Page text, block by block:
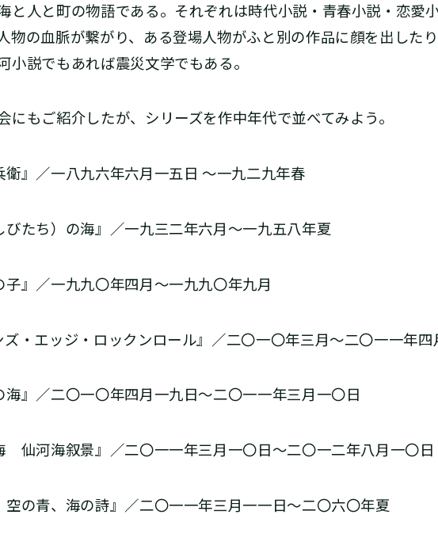
と人と町の物語である。それぞれは時代小説・青春小説・恋愛
物の血脈が繋がり、ある登場人物がふと別の作品に顔を出した
小説でもあれば震災文学でもある。
もご紹介したが、シリーズを作中年代で並べてみよう。
衛』／一八九六年六月一五日 ～一九二九年春
びたち）の海』／一九三二年六月～一九五八年夏
子』／一九九〇年四月～一九九〇年九月
ズ・エッジ・ロックンロール』／二〇一〇年三月～二〇一一年四
海』／二〇一〇年四月一九日～二〇一一年三月一〇日
仙河海叙景』／二〇一一年三月一〇日～二〇一二年八月一〇日
空の青、海の詩』／二〇一一年三月一一日～二〇六〇年夏